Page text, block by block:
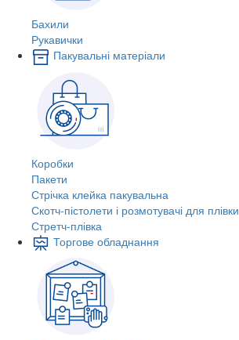
Бахили
Рукавички
Пакувальні матеріали
Коробки
Пакети
Стрічка клейка пакувальна
Скотч-пістолети і розмотувачі для плівки
Стретч-плівка
Торгове обладнання